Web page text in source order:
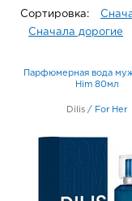
Сортировка:
Сначала дорогие
Парфюмерная вода
Him 80мл
Dilis / For Her